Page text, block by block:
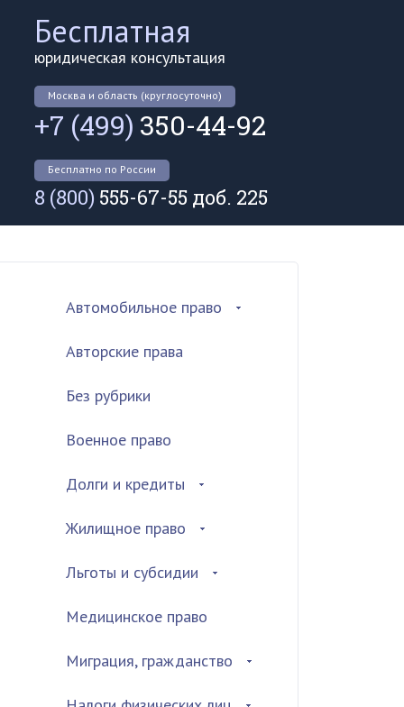
Бесплатная
юридическая консультация
Москва и область (круглосуточно)
+7 (499) 350-44-92
Бесплатно по России
8 (800) 555-67-55 доб. 225
Автомобильное право
Авторские права
Без рубрики
Военное право
Долги и кредиты
Жилищное право
Льготы и субсидии
Медицинское право
Миграция, гражданство